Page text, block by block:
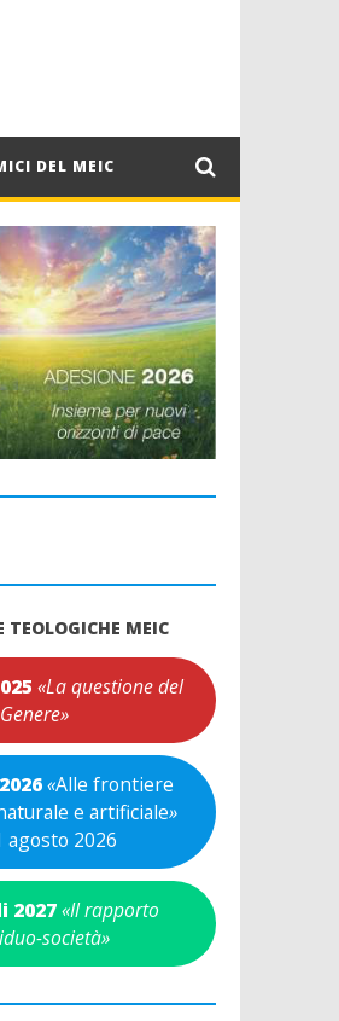
DEL MEIC
TEOLOGICHE MEIC
«La questione del
Genere»
«Alle frontiere
e artificiale»
agosto 2026
2027 «Il rapporto
società»